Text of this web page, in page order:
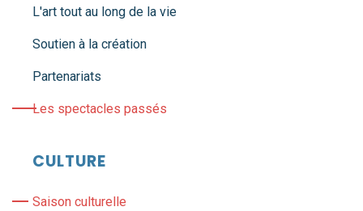
L'art tout au long de la vie
Soutien à la création
Partenariats
Les spectacles passés
CULTURE
Saison culturelle